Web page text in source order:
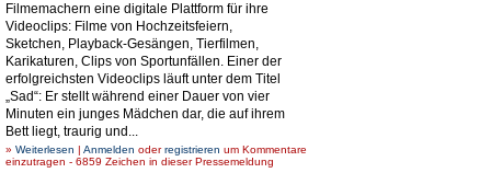
Filmemachern eine digitale Plattform für ihre
Videoclips: Filme von Hochzeitsfeiern,
Sketchen, Playback-Gesängen, Tierfilmen,
Karikaturen, Clips von Sportunfällen. Einer der
erfolgreichsten Videoclips läuft unter dem Titel
„Sad“: Er stellt während einer Dauer von vier
Minuten ein junges Mädchen dar, die auf ihrem
Bett liegt, traurig und...
» Weiterlesen | Anmelden oderregistrieren um Kommentare
einzutragen - 6859 Zeichen in dieser Pressemeldung